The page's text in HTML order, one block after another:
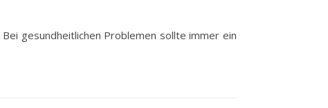
gesundheitlichen Problemen sollte immer ein